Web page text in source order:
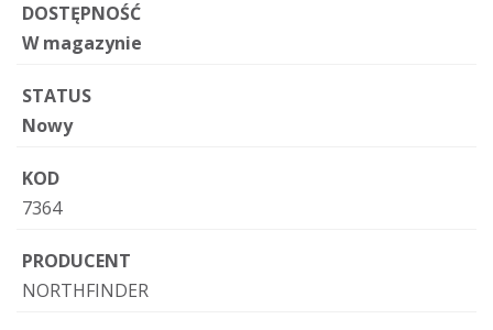
DOSTĘPNOŚĆ
W magazynie
STATUS
Nowy
KOD
7364
PRODUCENT
NORTHFINDER